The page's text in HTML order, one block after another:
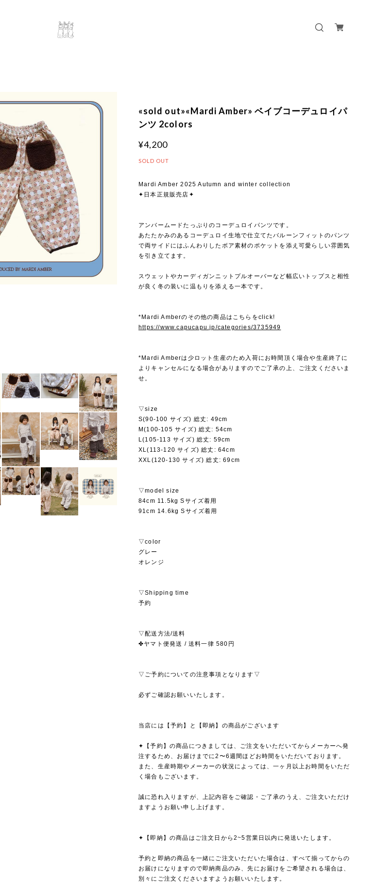
«sold out»«Mardi Amber» ベイブコーデュロイパ
ンツ 2colors
¥4,200
SOLD OUT
Mardi Amber 2025 Autumn and winter collection
✦日本正規販売店✦
アンバームードたっぷりのコーデュロイパンツです。
あたたかみのあるコーデュロイ生地で仕立てたバルーンフィットのパンツ
で両サイドにはふんわりしたボア素材のポケットを添え可愛らしい雰囲気
を引き立てます。
スウェットやカーディガンニットプルオーバーなど幅広いトップスと相性
が良く冬の装いに温もりを添える一本です。
*Mardi Amberのその他の商品はこちらをclick!
https://www.capucapu.jp/categories/3735949
*Mardi Amberは少ロット生産のため入荷にお時間頂く場合や生産終了に
よりキャンセルになる場合がありますのでご了承の上、ご注文くださいま
せ。
▽size
S(90-100 サイズ) 総丈: 49cm
M(100-105 サイズ) 総丈: 54cm
L(105-113 サイズ) 総丈: 59cm
XL(113-120 サイズ) 総丈: 64cm
XXL(120-130 サイズ) 総丈: 69cm
▽model size
84cm 11.5kg Sサイズ着用
91cm 14.6kg Sサイズ着用
▽color
グレー
オレンジ
▽Shipping time
予約
▽配送方法/送料
✤ヤマト便発送 / 送料一律 580円
▽ご予約についての注意事項となります▽
必ずご確認お願いいたします。
当店には【予約】と【即納】の商品がございます
✦【予約】の商品につきましては、ご注文をいただいてからメーカーへ発
注するため、お届けまでに2〜6週間ほどお時間をいただいております。
また、生産時期やメーカーの状況によっては、一ヶ月以上お時間をいただ
く場合もございます。
誠に恐れ入りますが、上記内容をご確認・ご了承のうえ、ご注文いただけ
ますようお願い申し上げます。
✦【即納】の商品はご注文日から2~5営業日以内に発送いたします。
予約と即納の商品を一緒にご注文いただいた場合は、すべて揃ってからの
お届けになりますので即納商品のみ、先にお届けをご希望される場合は、
別々にご注文くださいますようお願いいたします。